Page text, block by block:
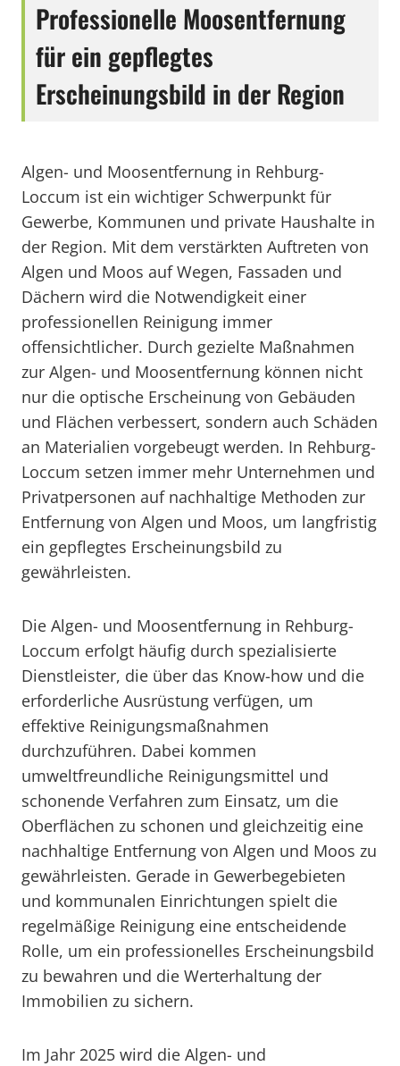
Professionelle Moosentfernung
für ein gepflegtes
Erscheinungsbild in der Region
Algen- und Moosentfernung in Rehburg-
Loccum ist ein wichtiger Schwerpunkt für
Gewerbe, Kommunen und private Haushalte in
der Region. Mit dem verstärkten Auftreten von
Algen und Moos auf Wegen, Fassaden und
Dächern wird die Notwendigkeit einer
professionellen Reinigung immer
offensichtlicher. Durch gezielte Maßnahmen
zur Algen- und Moosentfernung können nicht
nur die optische Erscheinung von Gebäuden
und Flächen verbessert, sondern auch Schäden
an Materialien vorgebeugt werden. In Rehburg-
Loccum setzen immer mehr Unternehmen und
Privatpersonen auf nachhaltige Methoden zur
Entfernung von Algen und Moos, um langfristig
ein gepflegtes Erscheinungsbild zu
gewährleisten.
Die Algen- und Moosentfernung in Rehburg-
Loccum erfolgt häufig durch spezialisierte
Dienstleister, die über das Know-how und die
erforderliche Ausrüstung verfügen, um
effektive Reinigungsmaßnahmen
durchzuführen. Dabei kommen
umweltfreundliche Reinigungsmittel und
schonende Verfahren zum Einsatz, um die
Oberflächen zu schonen und gleichzeitig eine
nachhaltige Entfernung von Algen und Moos zu
gewährleisten. Gerade in Gewerbegebieten
und kommunalen Einrichtungen spielt die
regelmäßige Reinigung eine entscheidende
Rolle, um ein professionelles Erscheinungsbild
zu bewahren und die Werterhaltung der
Immobilien zu sichern.
Im Jahr 2025 wird die Algen- und